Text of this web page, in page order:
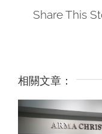
Share This
相關文章：